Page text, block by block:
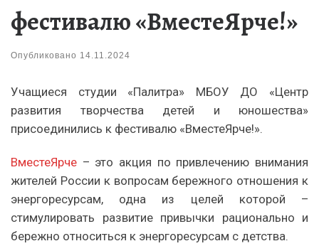
фестивалю «ВместеЯрче!»
Опубликовано 14.11.2024
Учащиеся студии «Палитра» МБОУ ДО «Центр
развития творчества детей и юношества»
присоединились к фестивалю «ВместеЯрче!».
ВместеЯрче – это акция по привлечению внимания
жителей России к вопросам бережного отношения к
энергоресурсам, одна из целей которой –
стимулировать развитие привычки рационально и
бережно относиться к энергоресурсам с детства.